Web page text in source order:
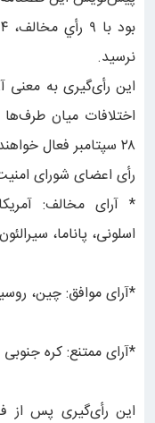
نرسید.
این رأی‌گیری به
اختلافات میان
۲۸ سپتامبر فعال خواهند شد.
رأی اعضای شورای
* آرای مخالف:
اسلونی، پاناما،
*آرای موافق: چین،
*آرای ممتنع: کره